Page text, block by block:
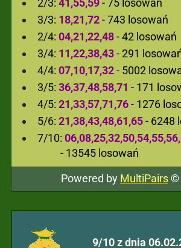
2/3: 41,55,59- 75 losowań
3/3: 18,21,72- 743 losowań
2/4: 04,21,22,48- 42 losowań
3/4: 11,22,38,43- 291
4/4: 07,10,17,32- 5002
3/5: 36,37,48,58,71 - 171
4/5: 21,33,57,71,76- 1276
5/6: 21,38,43,48,61,65- 6248
7/10:
- 13545 losowań
Powered by MultiPairs©
9/10 z dnia